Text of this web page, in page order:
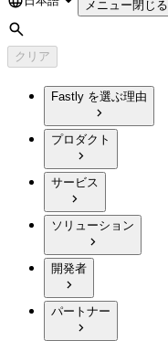
Language メニュー閉じる
検索
クリア
Fastly を選ぶ理由
プロダクト
サービス
ソリューション
開発者
パートナー